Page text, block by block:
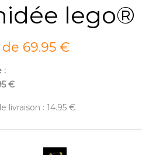
lego®
69.95 €
:
€
livraison : 14.95 €